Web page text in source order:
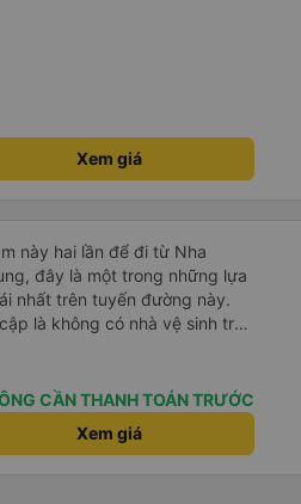
Xem giá
này hai lần để đi từ Nha
đây là một trong những lựa
nhất trên tuyến đường này.
là không có nhà vệ sinh trên
trên một hành trình dài
Chuyến đi gần đây nhất của tôi
bị chậm khoảng một tiếng,
cho tôi, nên tôi không
CẦN THANH TOÁN TRƯỚC
Xem giá